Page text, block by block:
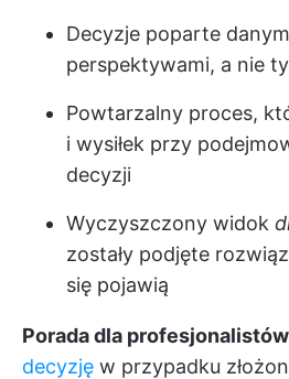
Decyzje poparte
perspektywami, a nie
Powtarzalny proces,
i wysiłek przy
decyzji
Wyczyszczony widok
zostały podjęte
się pojawią
Porada dla
decyzję w przypadku